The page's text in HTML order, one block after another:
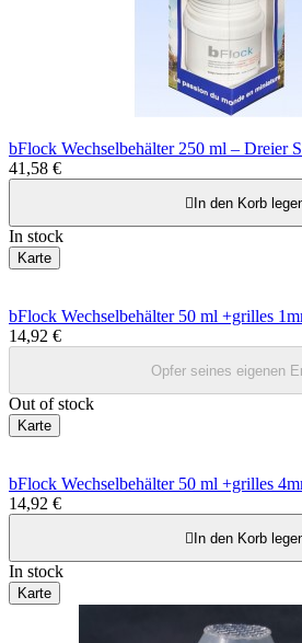
bFlock Wechselbehälter 250 ml – Dreier
41,58 €
 In den Korb
In stock
Karte
bFlock Wechselbehälter 50 ml +grilles
14,92 €
Opfer seines eigenen
Out of stock
Karte
bFlock Wechselbehälter 50 ml +grilles
14,92 €
 In den Korb
In stock
Karte